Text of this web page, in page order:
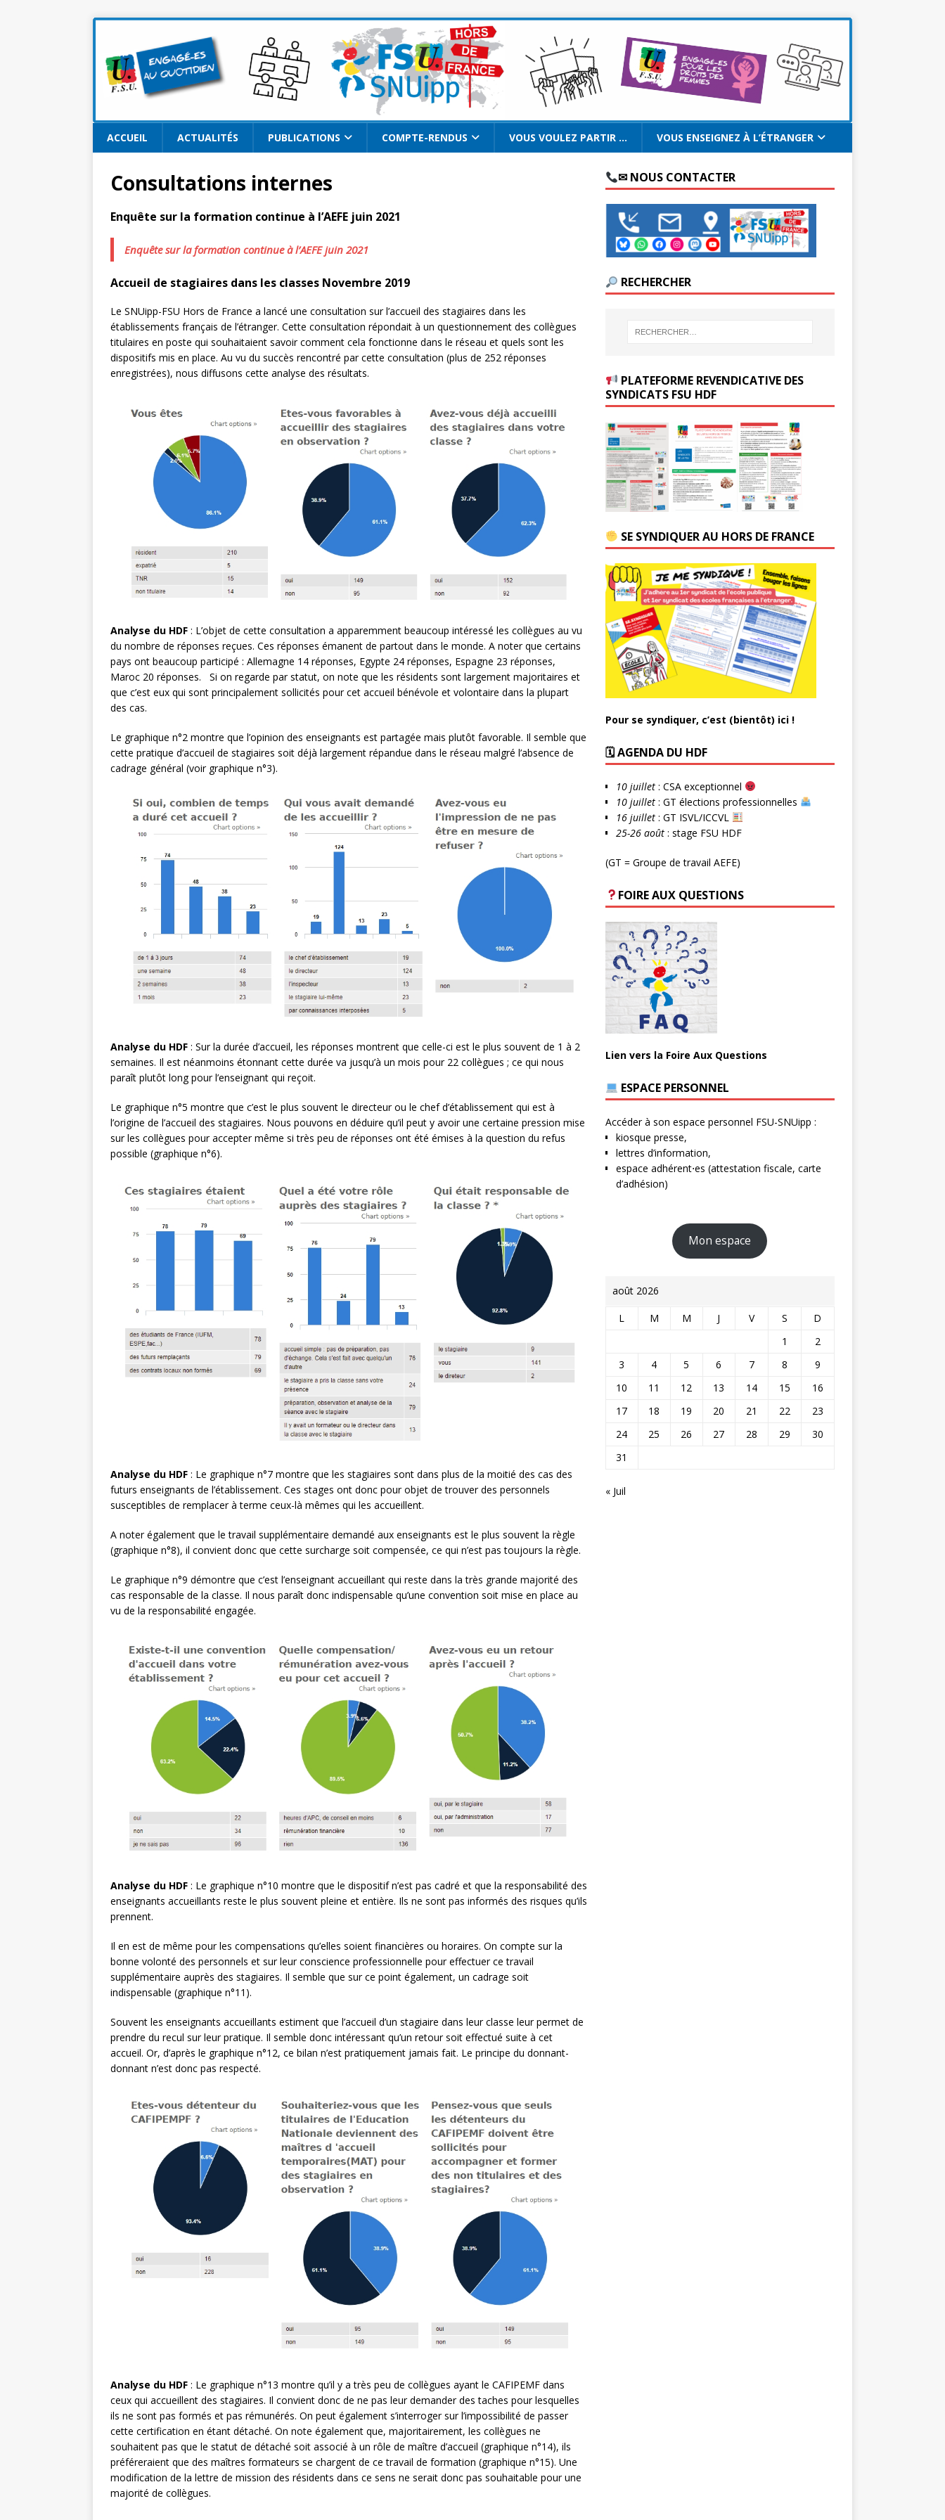
ACCUEIL ACTUALITÉS PUBLICATIONS COMPTE-RENDUS VOUS VOULEZ PARTIR … VOUS ENSEIGNEZ À L’ÉTRANGER
Consultations internes
Enquête sur la formation continue à l’AEFE juin 2021
Enquête sur la formation continue à l’AEFE juin 2021
Accueil de stagiaires dans les classes Novembre 2019
Le SNUipp-FSU Hors de France a lancé une consultation sur l’accueil des stagiaires dans les
établissements français de l’étranger. Cette consultation répondait à un questionnement des collègues
titulaires en poste qui souhaitaient savoir comment cela fonctionne dans le réseau et quels sont les
dispositifs mis en place. Au vu du succès rencontré par cette consultation (plus de 252 réponses
enregistrées), nous diffusons cette analyse des résultats.
Analyse du HDF : L’objet de cette consultation a apparemment beaucoup intéressé les collègues au vu
du nombre de réponses reçues. Ces réponses émanent de partout dans le monde. A noter que certains
pays ont beaucoup participé : Allemagne 14 réponses, Egypte 24 réponses, Espagne 23 réponses,
Maroc 20 réponses. Si on regarde par statut, on note que les résidents sont largement majoritaires et
que c’est eux qui sont principalement sollicités pour cet accueil bénévole et volontaire dans la plupart
des cas.
Le graphique n°2 montre que l’opinion des enseignants est partagée mais plutôt favorable. Il semble que
cette pratique d’accueil de stagiaires soit déjà largement répandue dans le réseau malgré l’absence de
cadrage général (voir graphique n°3).
Analyse du HDF : Sur la durée d’accueil, les réponses montrent que celle-ci est le plus souvent de 1 à 2
semaines. Il est néanmoins étonnant cette durée va jusqu’à un mois pour 22 collègues ; ce qui nous
paraît plutôt long pour l’enseignant qui reçoit.
Le graphique n°5 montre que c’est le plus souvent le directeur ou le chef d’établissement qui est à
l’origine de l’accueil des stagiaires. Nous pouvons en déduire qu’il peut y avoir une certaine pression mise
sur les collègues pour accepter même si très peu de réponses ont été émises à la question du refus
possible (graphique n°6).
Analyse du HDF : Le graphique n°7 montre que les stagiaires sont dans plus de la moitié des cas des
futurs enseignants de l’établissement. Ces stages ont donc pour objet de trouver des personnels
susceptibles de remplacer à terme ceux-là mêmes qui les accueillent.
A noter également que le travail supplémentaire demandé aux enseignants est le plus souvent la règle
(graphique n°8), il convient donc que cette surcharge soit compensée, ce qui n’est pas toujours la règle.
Le graphique n°9 démontre que c’est l’enseignant accueillant qui reste dans la très grande majorité des
cas responsable de la classe. Il nous paraît donc indispensable qu’une convention soit mise en place au
vu de la responsabilité engagée.
Analyse du HDF : Le graphique n°10 montre que le dispositif n’est pas cadré et que la responsabilité des
enseignants accueillants reste le plus souvent pleine et entière. Ils ne sont pas informés des risques qu’ils
prennent.
Il en est de même pour les compensations qu’elles soient financières ou horaires. On compte sur la
bonne volonté des personnels et sur leur conscience professionnelle pour effectuer ce travail
supplémentaire auprès des stagiaires. Il semble que sur ce point également, un cadrage soit
indispensable (graphique n°11).
Souvent les enseignants accueillants estiment que l’accueil d’un stagiaire dans leur classe leur permet de
prendre du recul sur leur pratique. Il semble donc intéressant qu’un retour soit effectué suite à cet
accueil. Or, d’après le graphique n°12, ce bilan n’est pratiquement jamais fait. Le principe du donnant-
donnant n’est donc pas respecté.
Analyse du HDF : Le graphique n°13 montre qu’il y a très peu de collègues ayant le CAFIPEMF dans
ceux qui accueillent des stagiaires. Il convient donc de ne pas leur demander des taches pour lesquelles
ils ne sont pas formés et pas rémunérés. On peut également s’interroger sur l’impossibilité de passer
cette certification en étant détaché. On note également que, majoritairement, les collègues ne
souhaitent pas que le statut de détaché soit associé à un rôle de maître d’accueil (graphique n°14), ils
préféreraient que des maîtres formateurs se chargent de ce travail de formation (graphique n°15). Une
modification de la lettre de mission des résidents dans ce sens ne serait donc pas souhaitable pour une
majorité de collègues.
✉ NOUS CONTACTER
RECHERCHER
PLATEFORME REVENDICATIVE DES
SYNDICATS FSU HDF
SE SYNDIQUER AU HORS DE FRANCE
Pour se syndiquer, c’est (bientôt) ici !
🗓 AGENDA DU HDF
10 juillet: CSA exceptionnel
10 juillet: GT élections professionnelles
16 juillet: GT ISVL/ICCVL
25-26 août: stage FSU HDF
(GT = Groupe de travail AEFE)
FOIRE AUX QUESTIONS
Lien vers la Foire Aux Questions
ESPACE PERSONNEL
Accéder à son espace personnel FSU-SNUipp :
kiosque presse,
lettres d’information,
espace adhérent⋅es (attestation fiscale, carte
d’adhésion)
Mon espace
août 2026
L M M J V S
D
1
2
3
4 5 6 7 8
9
10
11 12 13 14 15
16
17
18 19 20 21 22
23
24
25 26 27 28 29
30
31
« Juil